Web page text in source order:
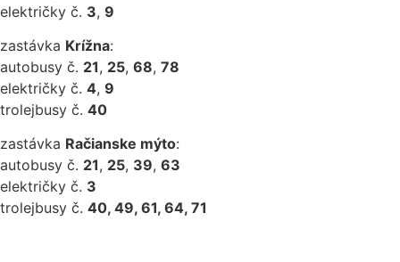
električky č. 3, 9
zastávka Krížna:
autobusy č. 21, 25, 68, 78
električky č. 4, 9
trolejbusy č. 40
zastávka Račianske mýto:
autobusy č. 21, 25, 39, 63
električky č. 3
trolejbusy č. 40, 49, 61, 64, 71